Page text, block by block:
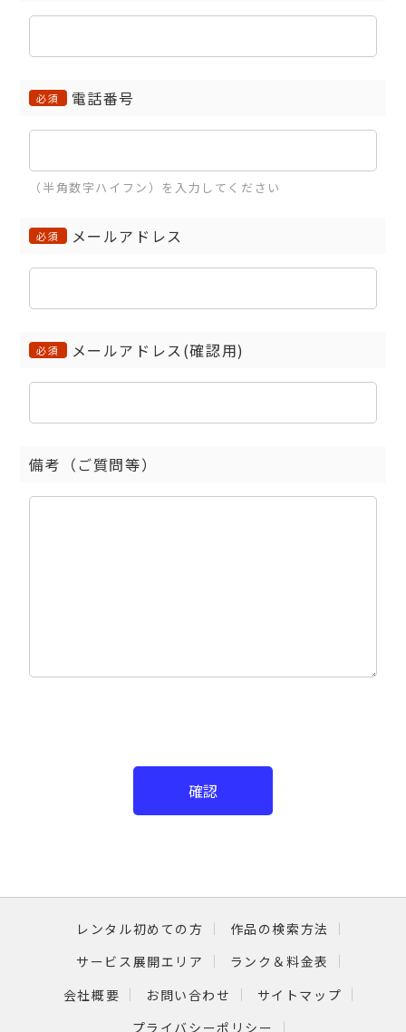
必須 電話番号
（半角数字ハイフン）を入力してください
必須 メールアドレス
必須 メールアドレス(確認用)
備考（ご質問等）
確認
レンタル初めての方
作品の検索方法
サービス展開エリア
ランク＆料金表
会社概要
お問い合わせ
サイトマップ
プライバシーポリシー